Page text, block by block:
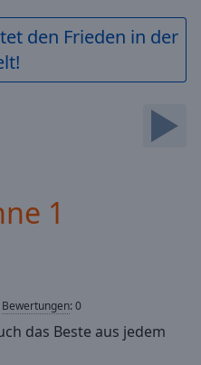
den Frieden in der
1
Bewertungen:0
das Beste aus jedem